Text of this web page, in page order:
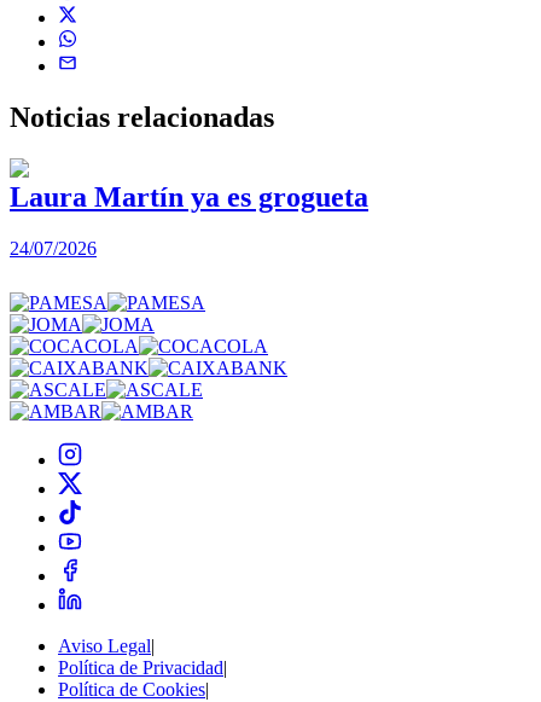
Noticias relacionadas
Laura Martín ya es grogueta
24/07/2026
Aviso Legal|
Política de Privacidad|
Política de Cookies|